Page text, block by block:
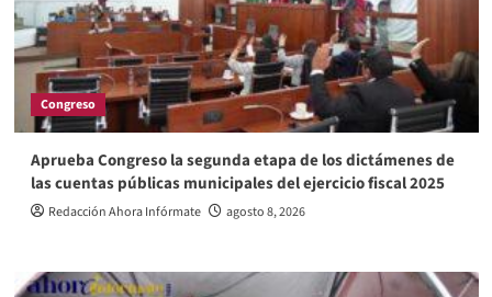
Congreso
Aprueba Congreso la segunda etapa de los dictámenes de
las cuentas públicas municipales del ejercicio fiscal 2025
Redacción Ahora Infórmate agosto 8, 2026